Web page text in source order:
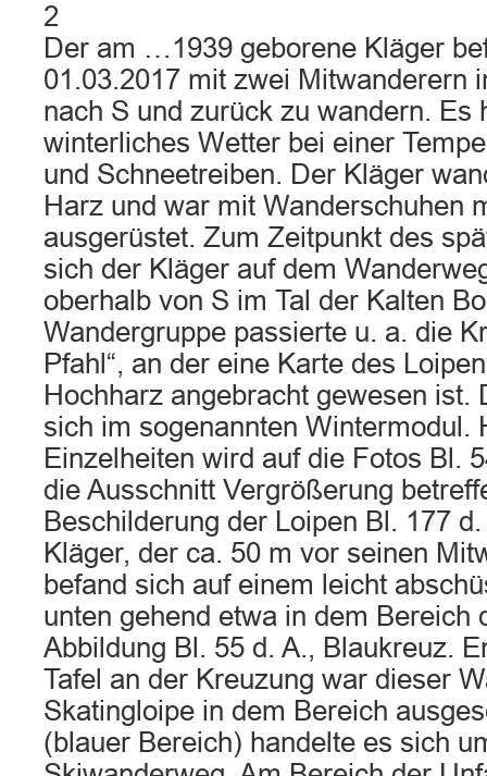
2
Der am …1939 geborene Kläger
01.03.2017 mit zwei Mitwanderern
nach S und zurück zu wandern. Es
winterliches Wetter bei einer
und Schneetreiben. Der Kläger
Harz und war mit Wanderschuhen
ausgerüstet. Zum Zeitpunkt des
sich der Kläger auf dem
oberhalb von S im Tal der Kalten
Wandergruppe passierte u. a. die
Pfahl“, an der eine Karte des
Hochharz angebracht gewesen ist.
sich im sogenannten Wintermodul.
Einzelheiten wird auf die Fotos Bl.
die Ausschnitt Vergrößerung
Beschilderung der Loipen Bl. 177
Kläger, der ca. 50 m vor seinen
befand sich auf einem leicht
unten gehend etwa in dem Bereich
Abbildung Bl. 55 d. A., Blaukreuz.
Tafel an der Kreuzung war dieser
Skatingloipe in dem Bereich
(blauer Bereich) handelte es sich